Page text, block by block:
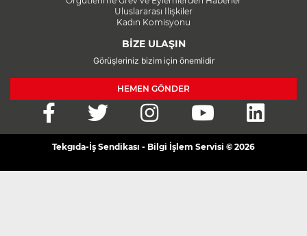
Uluslararası İlişkiler
Kadın Komisyonu
BİZE ULAŞIN
Görüşleriniz bizim için önemlidir
HEMEN GÖNDER
Tekgıda-İş Sendikası - Bilgi İşlem Servisi © 2026